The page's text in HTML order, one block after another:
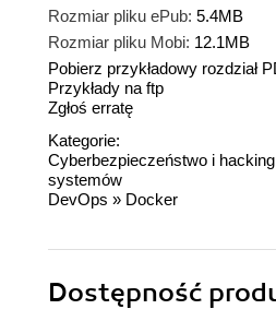
Rozmiar pliku ePub: 5.4MB
Rozmiar pliku Mobi: 12.1MB
Pobierz przykładowy rozdział
Przykłady na ftp
Zgłoś erratę
Kategorie:
Cyberbezpieczeństwo i hacking
systemów
DevOps » Docker
Dostępność